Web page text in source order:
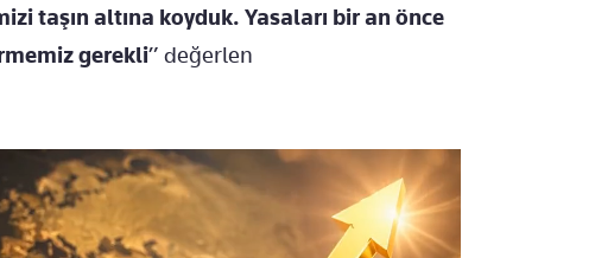
taşın altına koyduk. Yasaları bir an önce
gerekli” değerlen